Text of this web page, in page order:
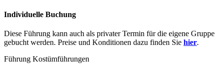
Individuelle Buchung
Diese Führung kann auch als privater Termin für die eigene Gruppe
gebucht werden. Preise und Konditionen dazu finden Sie hier.
Führung Kostümführungen